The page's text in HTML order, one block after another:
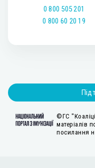
0 800 505 201
0 800 60 20 19
©ГС
матеріалів
посилання